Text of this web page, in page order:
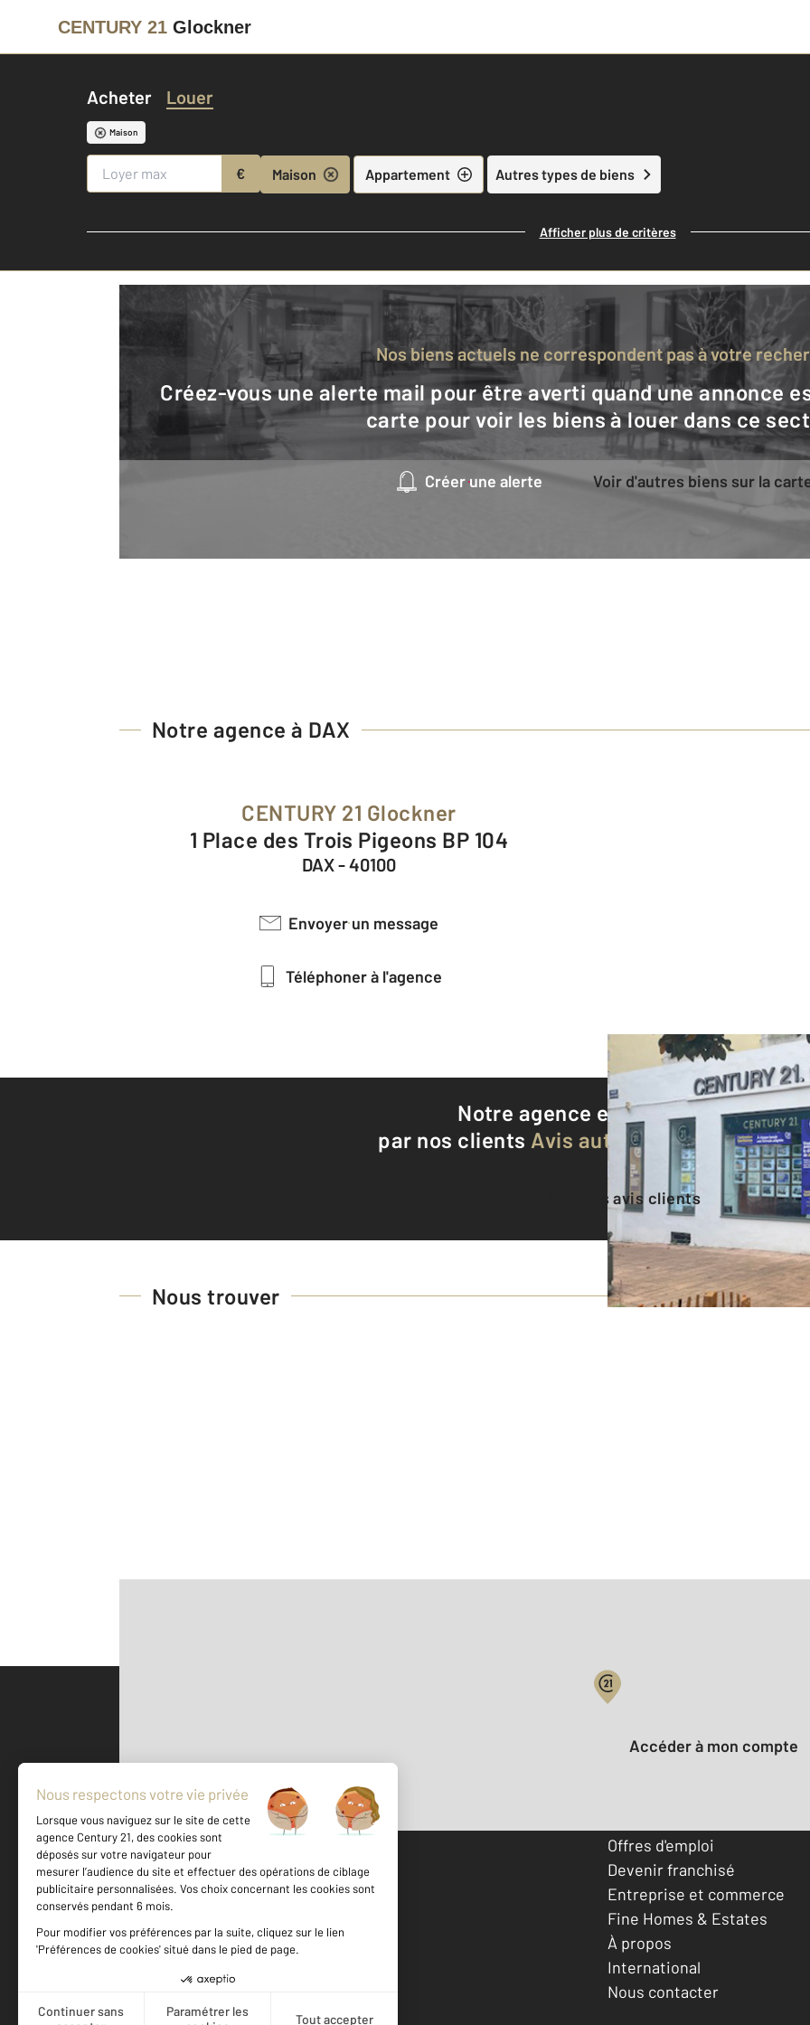
CENTURY 21 Glockner
Acheter Louer
Maison
€ Maison Appartement Autres types de biens
Afficher plus de critères
Nos biens actuels ne correspondent pas à votre
Créez-vous une alerte mail pour être averti quand une annonce est en ligne et consultez la
carte pour voir les biens à louer dans ce
Créer une alerte Voir d'autres biens sur la
Notre agence à DAX
CENTURY 21 Glockner
1 Place des Trois Pigeons BP 104
DAX - 40100
Envoyer un message
Téléphoner à l'agence
Notre agence est notée8,8/10
par nos clients Avis authentifiés par
Voir tous les avis clients
Nous trouver
500 m ©Mappy
Votre compte :
Accéder à mon compte
Votre agence est notée
Achat
Location
Offres d'emploi
Devenir franchisé
Entreprise et commerce
Fine Homes & Estates
À propos
International
Nous contacter